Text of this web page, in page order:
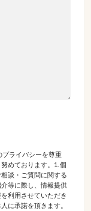
ライバシーを尊重
めております。1. 個
談・ご質問に関する
等に際し、情報提供
利用させていただき
に承諾を頂きます。